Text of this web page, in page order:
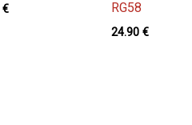
€
RG58
24.90 €